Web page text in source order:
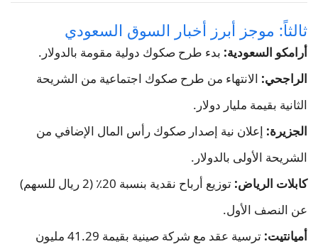
ثالثاً: موجز أبرز أخبار السوق السعودي
أرامكو السعودية: بدء طرح صكوك دولية مقومة بالدولار.
الراجحي: الانتهاء من طرح صكوك اجتماعية من الشريحة
الثانية بقيمة مليار دولار.
الجزيرة: إعلان نية إصدار صكوك رأس المال الإضافي من
الشريحة الأولى بالدولار.
كابلات الرياض:
توزيع أرباح نقدية بنسبة 20٪ (2 ريال للسهم)
عن النصف الأول.
أميانتيت:
ترسية عقد مع شركة صينية بقيمة 41.29 مليون